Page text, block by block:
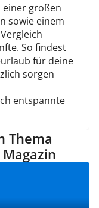
großen
sowie einem
So findest
für deine
sorgen
entspannte
Thema